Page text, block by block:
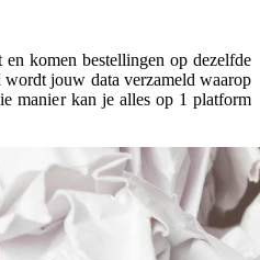
komen bestellingen op dezelfde
jouw data verzameld waarop
manier kan je alles op 1 platform